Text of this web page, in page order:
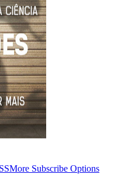
More Subscribe Options